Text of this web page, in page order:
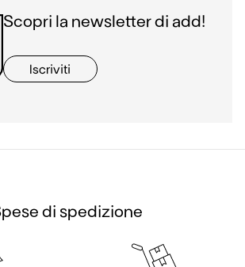
Scopri la newsletter di add!
Iscriviti
di spedizione